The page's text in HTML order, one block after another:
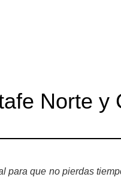
Norte y
para que no pierdas